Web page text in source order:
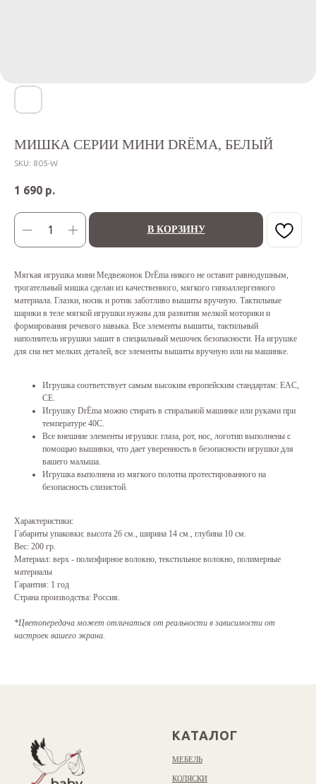
МИШКА СЕРИИ МИНИ DRЁMA, БЕЛЫЙ
SKU: 805-W
1 690 р.
В КОРЗИНУ
Мягкая игрушка мини Медвежонок DrЁma никого не оставит равнодушным,
трогательный мишка сделан из качественного, мягкого гипоаллергенного
материала. Глазки, носик и ротик заботливо вышиты вручную. Тактильные
шарики в теле мягкой игрушки нужны для развития мелкой моторики и
формирования речевого навыка. Все элементы вышиты, тактильный
наполнитель игрушки зашит в специальный мешочек безопасности. На игрушке
для сна нет мелких деталей, все элементы вышиты вручную или на машинке.
Игрушка соответствует самым высоким европейским стандартам: EAC,
CE.
Игрушку DrЁma можно стирать в стиральной машинке или руками при
температуре 40С.
Все внешние элементы игрушки: глаза, рот, нос, логотип выполнены с
помощью вышивки, что дает уверенность в безопасности игрушки для
вашего малыша.
Игрушка выполнена из мягкого полотна протестированного на
безопасность слизистой.
Характеристики:
Габариты упаковки: высота 26 см., ширина 14 см., глубина 10 см.
Вес: 200 гр.
Материал: верх - полиэфирное волокно, текстильное волокно, полимерные
материалы
Гарантия: 1 год
Страна производства: Россия.
*Цветопередача может отличаться от реальности в зависимости от
настроек вашего экрана.
КАТАЛОГ
МЕБЕЛЬ
КОЛЯСКИ